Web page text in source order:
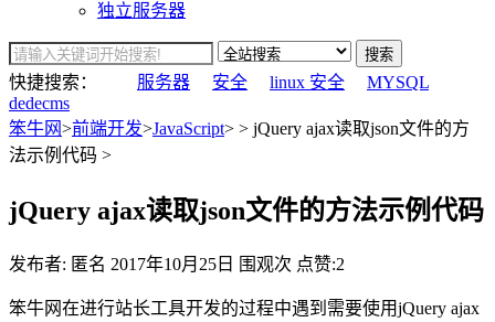
独立服务器
搜索
快捷搜索： 服务器 安全 linux 安全
MYSQL
dedecms
笨牛网>前端开发>JavaScript> > jQuery ajax读取json文件的方
法示例代码 >
jQuery ajax读取json文件的方法示例代码
发布者: 匿名 2017年10月25日 围观次 点赞:2
笨牛网在进行站长工具开发的过程中遇到需要使用jQuery ajax